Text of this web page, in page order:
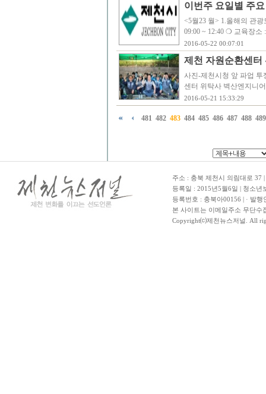
이번주 요일별 주
<5월23 월> 1.올해의 관
09:00 ~ 12:40 ❍ 교육장
2016-05-22 00:07:01
제천 자원순환센터
사진-제천시청 앞 파업
센터 위탁사 벽산엔지니
2016-05-21 15:33:29
481 482 483 484 485 486 487 488 489
주소 : 충북 제천시 의림대로 37
등록일 : 2015년5월6일 | 청소
등록번호 : 충북아00156 | · 발
본 사이트는 이메일주소 무단수
Copyright⒞제천뉴스저널. All